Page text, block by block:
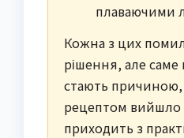
плаваючими
Кожна з цих
рішення, але
стають причиною,
рецептом вийшло
приходить з